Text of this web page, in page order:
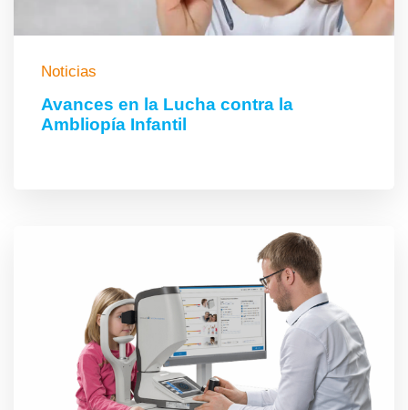
Noticias
Avances en la Lucha contra la
Ambliopía Infantil